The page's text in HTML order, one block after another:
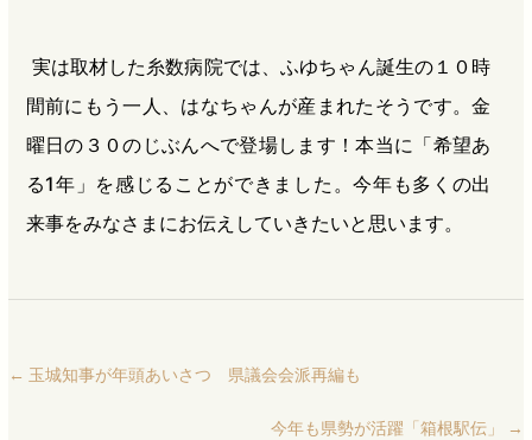
実は取材した糸数病院では、ふゆちゃん誕生の１０時
間前にもう一人、はなちゃんが産まれたそうです。金
曜日の３０のじぶんへで登場します！本当に「希望あ
る1年」を感じることができました。今年も多くの出
来事をみなさまにお伝えしていきたいと思います。
← 玉城知事が年頭あいさつ 県議会会派再編も
今年も県勢が活躍「箱根駅伝」 →